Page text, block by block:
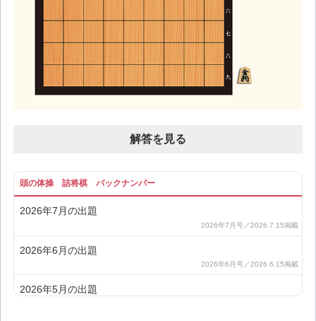
解答を見る
頭の体操 詰将棋 バックナンバー
2026年7月の出題
2026年6月の出題
2026年5月の出題